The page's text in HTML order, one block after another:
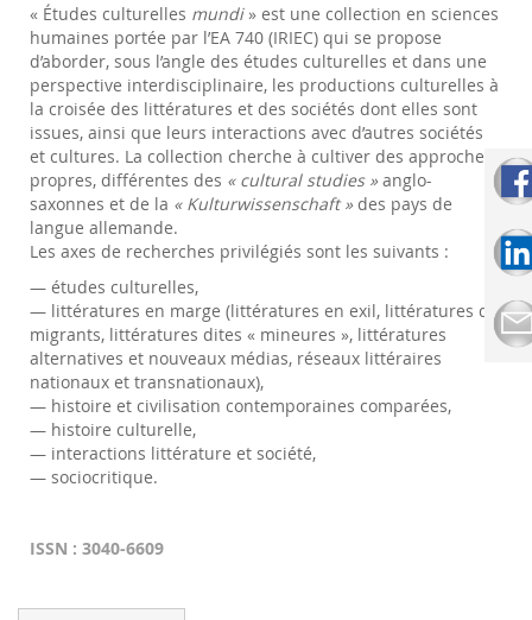
« Études culturelles mundi» est une collection en sciences
humaines portée par l’EA 740 (IRIEC) qui se propose
d’aborder, sous l’angle des études culturelles et dans une
perspective interdisciplinaire, les productions culturelles à
la croisée des littératures et des sociétés dont elles sont
issues, ainsi que leurs interactions avec d’autres sociétés
et cultures. La collection cherche à cultiver des approches
propres, différentes des « cultural studies »anglo-
saxonnes et de la « Kulturwissenschaft »des pays de
langue allemande.
Les axes de recherches privilégiés sont les suivants :
— études culturelles,
— littératures en marge (littératures en exil, littératures de
migrants, littératures dites « mineures », littératures
alternatives et nouveaux médias, réseaux littéraires
nationaux et transnationaux),
— histoire et civilisation contemporaines comparées,
— histoire culturelle,
— interactions littérature et société,
— sociocritique.
ISSN : 3040-6609